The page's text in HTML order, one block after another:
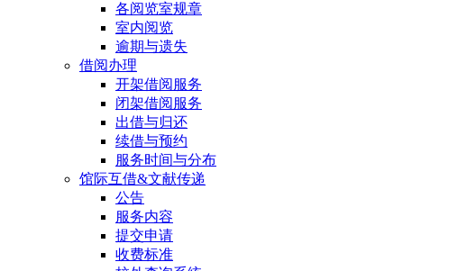
各阅览室规章
室内阅览
逾期与遗失
借阅办理
开架借阅服务
闭架借阅服务
出借与归还
续借与预约
服务时间与分布
馆际互借&文献传递
公告
服务内容
提交申请
收费标准